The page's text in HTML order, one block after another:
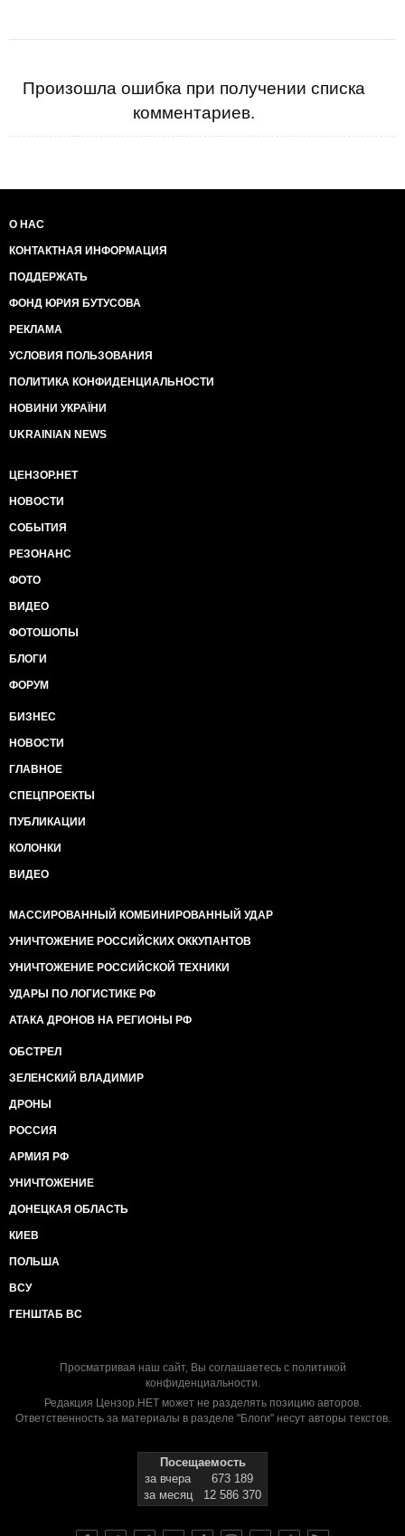
Произошла ошибка при получении списка
комментариев.
О НАС
КОНТАКТНАЯ ИНФОРМАЦИЯ
ПОДДЕРЖАТЬ
ФОНД ЮРИЯ БУТУСОВА
РЕКЛАМА
УСЛОВИЯ ПОЛЬЗОВАНИЯ
ПОЛИТИКА КОНФИДЕНЦИАЛЬНОСТИ
НОВИНИ УКРАЇНИ
UKRAINIAN NEWS
ЦЕНЗОР.НЕТ
НОВОСТИ
СОБЫТИЯ
РЕЗОНАНС
ФОТО
ВИДЕО
ФОТОШОПЫ
БЛОГИ
ФОРУМ
БИЗНЕС
НОВОСТИ
ГЛАВНОЕ
СПЕЦПРОЕКТЫ
ПУБЛИКАЦИИ
КОЛОНКИ
ВИДЕО
МАССИРОВАННЫЙ КОМБИНИРОВАННЫЙ УДАР
УНИЧТОЖЕНИЕ РОССИЙСКИХ ОККУПАНТОВ
УНИЧТОЖЕНИЕ РОССИЙСКОЙ ТЕХНИКИ
УДАРЫ ПО ЛОГИСТИКЕ РФ
АТАКА ДРОНОВ НА РЕГИОНЫ РФ
ОБСТРЕЛ
ЗЕЛЕНСКИЙ ВЛАДИМИР
ДРОНЫ
РОССИЯ
АРМИЯ РФ
УНИЧТОЖЕНИЕ
ДОНЕЦКАЯ ОБЛАСТЬ
КИЕВ
ПОЛЬША
ВСУ
ГЕНШТАБ ВС
Просматривая наш сайт, Вы соглашаетесь с политикой
конфиденциальности.
Редакция Цензор.НЕТ может не разделять позицию авторов.
Ответственность за материалы в разделе "Блоги" несут авторы текстов.
Посещаемость
за вчера
673 189
за месяц
12 586 370